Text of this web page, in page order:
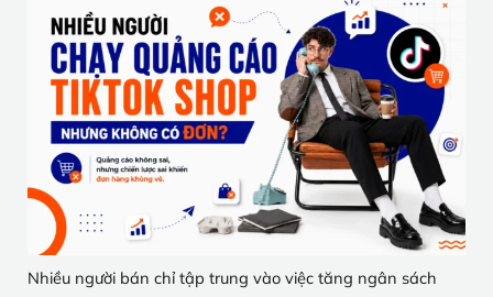
Nhiều người bán chỉ tập trung vào việc tăng ngân sách